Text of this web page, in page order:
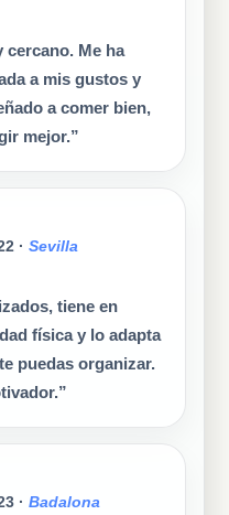
cercano. Me ha
a mis gustos y
a comer bien,
mejor.”
· Sevilla
tiene en
física y lo adapta
puedas organizar.
· Badalona